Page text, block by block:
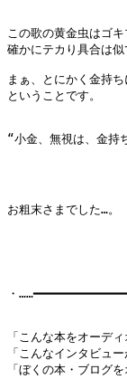
この歌の黄金虫はゴキ
確かにテカり具合は似
まぁ、とにかく金持
ということです。
“小金、無視は、金持
お粗末さまでした…。
・
「こんな本をオーデ
「こんなインタビュ
「ぼくの本・ブログ